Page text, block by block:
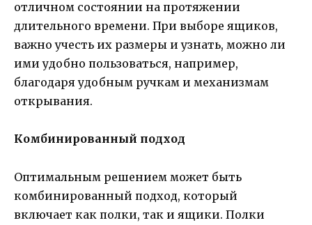
отличном состоянии на протяжении
длительного времени. При выборе ящиков,
важно учесть их размеры и узнать, можно ли
ими удобно пользоваться, например,
благодаря удобным ручкам и механизмам
открывания.
Комбинированный подход
Оптимальным решением может быть
комбинированный подход, который
включает как полки, так и ящики. Полки